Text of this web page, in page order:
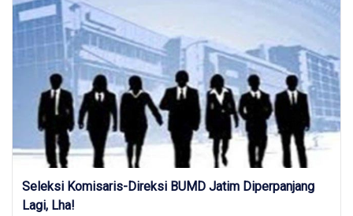
Seleksi Komisaris-Direksi BUMD Jatim Diperpanjang
Lagi, Lha!